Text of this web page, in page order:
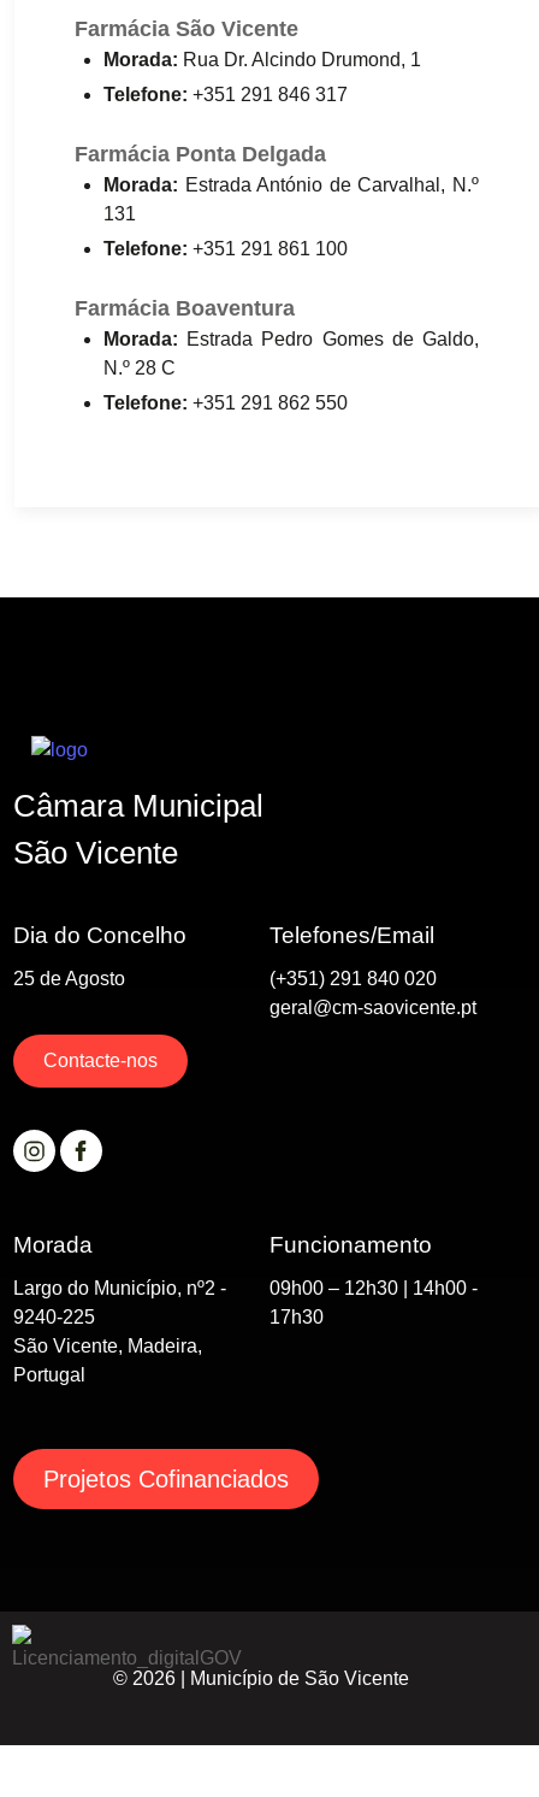
Farmácia São Vicente
Morada: Rua Dr. Alcindo Drumond, 1
Telefone: +351 291 846 317
Farmácia Ponta Delgada
Morada: Estrada António de Carvalhal, N.º
131
Telefone: +351 291 861 100
Farmácia Boaventura
Morada: Estrada Pedro Gomes de Galdo,
N.º 28 C
Telefone: +351 291 862 550
Câmara Municipal
São Vicente
Dia do Concelho
25 de Agosto
Contacte-nos
Telefones/Email
(+351) 291 840 020
geral@cm-saovicente.pt
Morada
Largo do Município, nº2 -
9240-225
São Vicente, Madeira,
Portugal
Funcionamento
09h00 – 12h30 | 14h00 -
17h30
Projetos Cofinanciados
© 2026 | Município de São Vicente